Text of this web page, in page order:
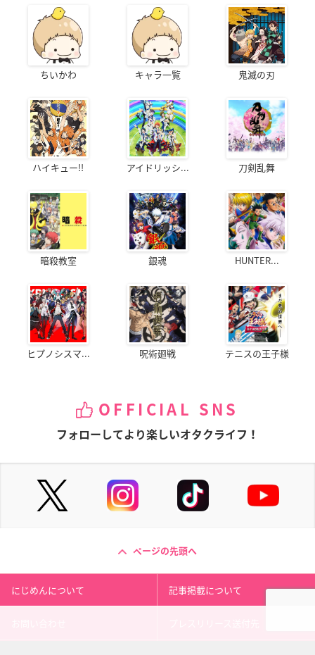
ちいかわ キャラ一覧 鬼滅の刃
ハイキュー!! アイドリッシ... 刀剣乱舞
暗殺教室 銀魂 HUNTER...
ヒプノシスマ... 呪術廻戦 テニスの王子様
OFFICIAL SNS
フォローしてより楽しいオタクライフ！
ページの先頭へ
にじめんについて 記事掲載について